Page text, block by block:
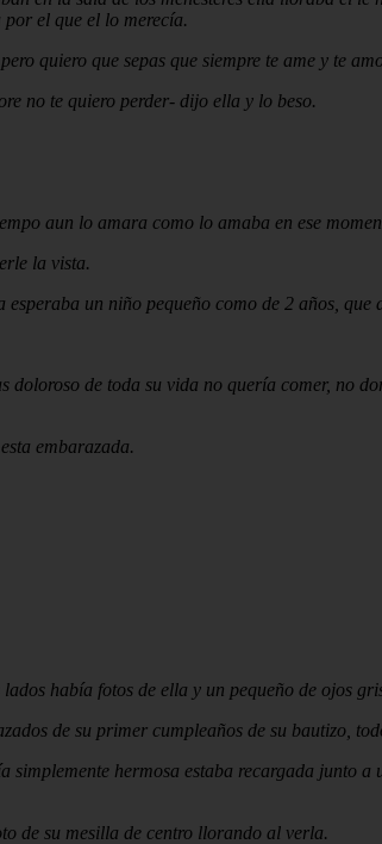
el que el lo merecía.
quiero que sepas que siempre te ame y te
no te quiero perder- dijo ella y lo beso.
aun lo amara como lo amaba en ese
la vista.
un niño pequeño como de 2 años, que
doloroso de toda su vida no quería comer, no
embarazada.
había fotos de ella y un pequeño de ojos
de su primer cumpleaños de su bautizo,
hermosa estaba recargada junto
de su mesilla de centro llorando al verla.